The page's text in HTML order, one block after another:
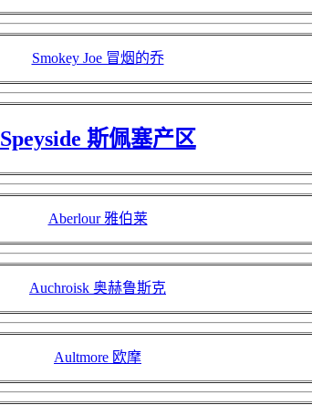
Smokey Joe 冒烟的乔
Speyside 斯佩塞产区
Aberlour 雅伯莱
Auchroisk 奥赫鲁斯克
Aultmore 欧摩